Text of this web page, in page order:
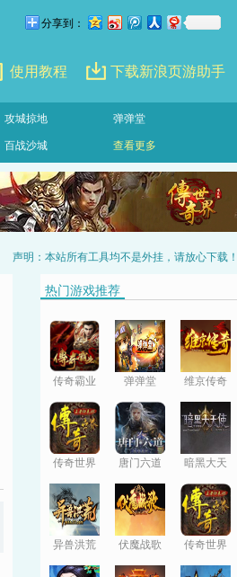
分享到：
使用教程 下载新浪页游助手
攻城掠地 弹弹堂
百战沙城 查看更多
声明：本站所有工具均不是外挂，请放心下载！
热门游戏推荐
传奇霸业 弹弹堂 维京传奇
传奇世界 唐门六道
暗黑大天
使
异兽洪荒 伏魔战歌 传奇世界